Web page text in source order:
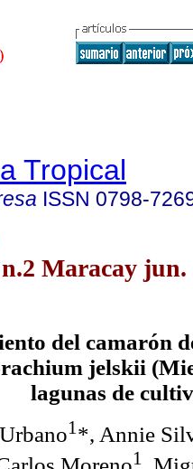
Tropical
ISSN 0798-
Maracay jun.
del camarón
jelskii
lagunas de
1 *, Annie
1